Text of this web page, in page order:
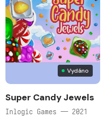
Vydáno
Super Candy Jewels
Inlogic Games — 2021